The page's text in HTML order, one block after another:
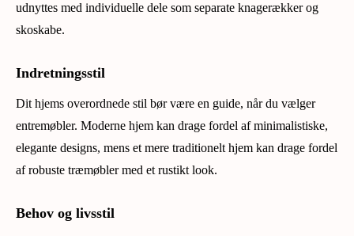
udnyttes med individuelle dele som separate knagerækker og
skoskabe.
Indretningsstil
Dit hjems overordnede stil bør være en guide, når du vælger
entremøbler. Moderne hjem kan drage fordel af minimalistiske,
elegante designs, mens et mere traditionelt hjem kan drage fordel
af robuste træmøbler med et rustikt look.
Behov og livsstil